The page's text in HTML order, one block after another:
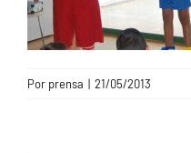
Por prensa | 21/05/2013